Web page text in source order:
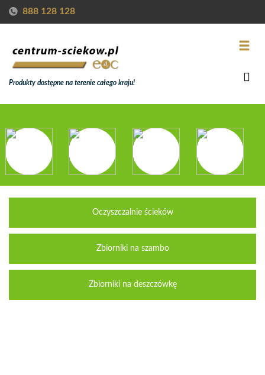
888 128 128
Produkty dostępne na terenie całego kraju!
Oczyszczalnie ścieków
Zbiorniki na szambo
Zbiorniki na deszczówkę